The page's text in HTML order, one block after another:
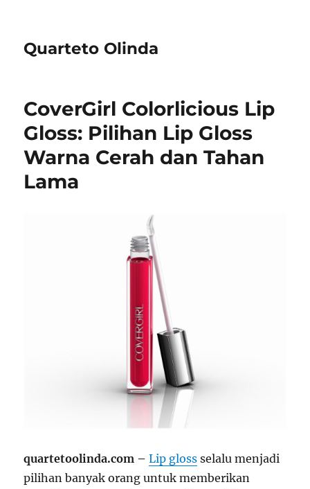
Quarteto Olinda
CoverGirl Colorlicious Lip
Gloss: Pilihan Lip Gloss
Warna Cerah dan Tahan
Lama
quartetoolinda.com –Lip gloss selalu menjadi
pilihan banyak orang untuk memberikan